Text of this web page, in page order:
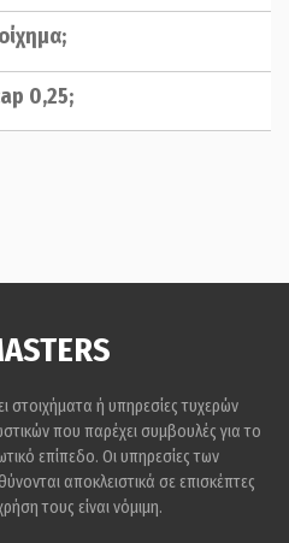
0,25;
ή υπηρεσίες τυχερών
που παρέχει συμβουλές για το
επίπεδο. Οι υπηρεσίες των
αποκλειστικά σε επισκέπτες
τους είναι νόμιμη.